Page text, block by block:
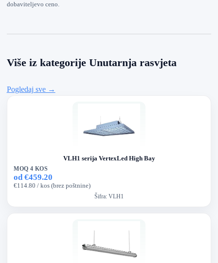
dobaviteljevo ceno.
Više iz kategorije Unutarnja rasvjeta
Pogledaj sve →
VLH1 serija VertexLed High Bay
MOQ 4 KOS
od €459.20
€114.80 / kos (brez poštnine)
Šifra: VLH1